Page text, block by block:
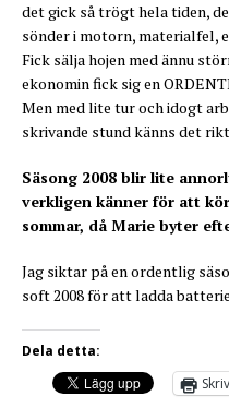
det gick så trögt hela tiden,
sönder i motorn, materialfel,
Fick sälja hojen med ännu
ekonomin fick sig en
Men med lite tur och idogt
skrivande stund känns det
Säsong 2008 blir lite
verkligen känner för att
sommar, då Marie byter
Jag siktar på en ordentlig
soft 2008 för att ladda
Dela detta: